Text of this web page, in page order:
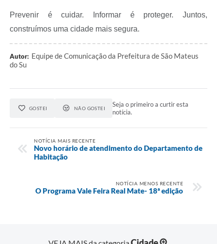
Prevenir é cuidar. Informar é proteger. Juntos,
construímos uma cidade mais segura.
Autor: Equipe de Comunicação da Prefeitura de São Mateus
do Su
GOSTEI NÃO GOSTEI
Seja o primeiro a curtir esta
notícia.
NOTÍCIA MAIS RECENTE
Novo horário de atendimento do Departamento de
Habitação
NOTÍCIA MENOS RECENTE
O Programa Vale Feira Real Mate- 18ª edição